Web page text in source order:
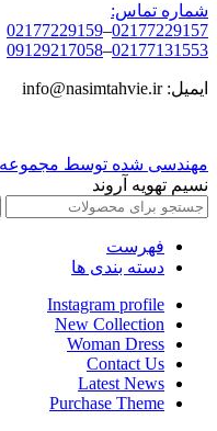
شماره تماس:
02177229157
–
02177229159
02177131553
–
09129217058
ایمیل: info@nasimtahvie.ir
مهندسی شده توسط
نسیم تهویه آروند
فهرست
دسته بندی ها
Instagram profile
New Collection
Woman Dress
Contact Us
Latest News
Purchase Theme